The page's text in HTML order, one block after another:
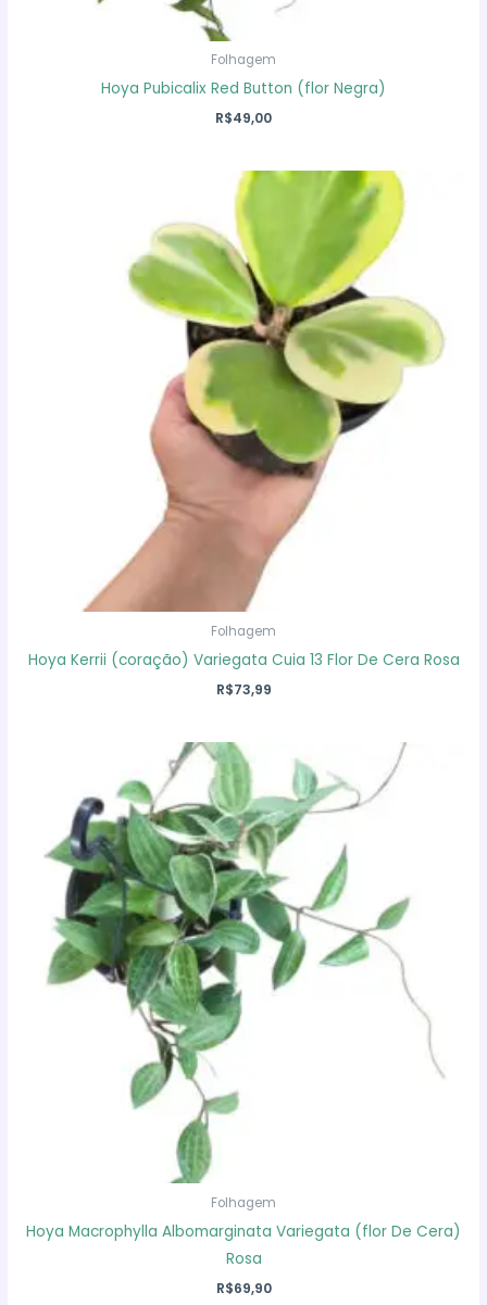
Folhagem
Hoya Pubicalix Red Button (flor Negra)
R$49,00
Folhagem
Hoya Kerrii (coração) Variegata Cuia 13 Flor De Cera Rosa
R$73,99
Folhagem
Hoya Macrophylla Albomarginata Variegata (flor De Cera)
Rosa
R$69,90